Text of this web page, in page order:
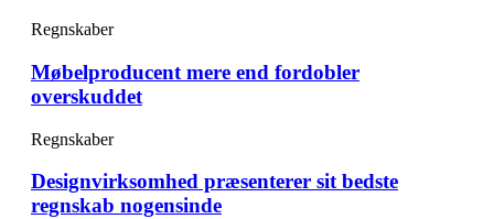
Regnskaber
Møbelproducent mere end fordobler
overskuddet
Regnskaber
Designvirksomhed præsenterer sit bedste
regnskab nogensinde